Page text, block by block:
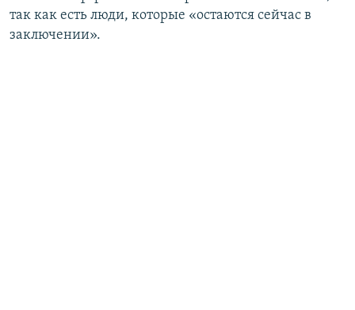
так как есть люди, которые «остаются сейчас в
заключении».